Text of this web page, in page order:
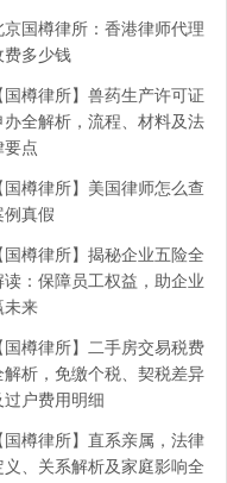
京国樽律所：香港律师代理
费多少钱
国樽律所】兽药生产许可证
办全解析，流程、材料及法
要点
国樽律所】美国律师怎么查
例真假
国樽律所】揭秘企业五险全
读：保障员工权益，助企业
未来
国樽律所】二手房交易税费
解析，免缴个税、契税差异
过户费用明细
国樽律所】直系亲属，法律
义、关系解析及家庭影响全